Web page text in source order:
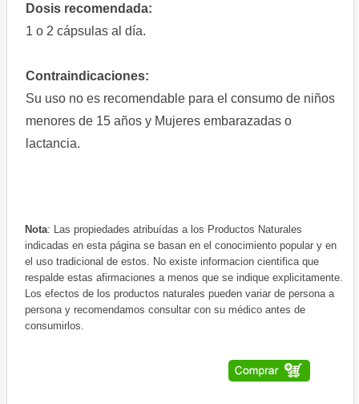
Dosis recomendada:
1 o 2 cápsulas al día.
Contraindicaciones:
Su uso no es recomendable para el consumo de niños
menores de 15 años y Mujeres embarazadas o
lactancia.
Nota: Las propiedades atribuídas a los Productos Naturales
indicadas en esta página se basan en el conocimiento popular y en
el uso tradicional de estos. No existe informacion cientifica que
respalde estas afirmaciones a menos que se indique explicitamente.
Los efectos de los productos naturales pueden variar de persona a
persona y recomendamos consultar con su médico antes de
consumirlos.